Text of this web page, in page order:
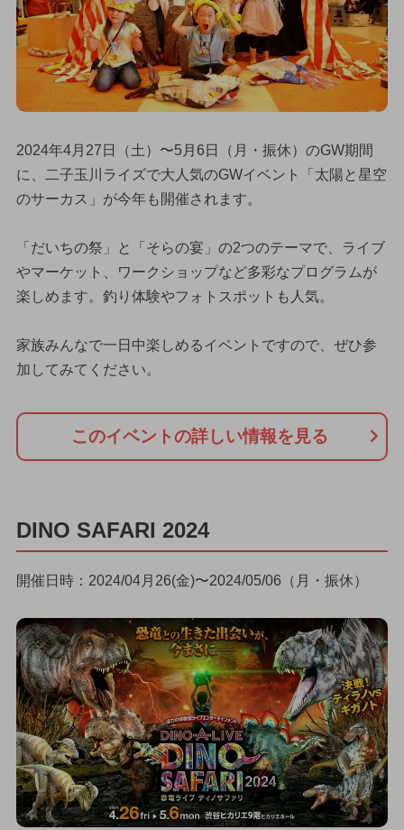
2024年4月27日（土）〜5月6日（月・振休）のGW期間
に、二子玉川ライズで大人気のGWイベント「太陽と星空
のサーカス」が今年も開催されます。
「だいちの祭」と「そらの宴」の2つのテーマで、ライブ
やマーケット、ワークショップなど多彩なプログラムが
楽しめます。釣り体験やフォトスポットも人気。
家族みんなで一日中楽しめるイベントですので、ぜひ参
加してみてください。
このイベントの詳しい情報を見る
DINO SAFARI 2024
開催日時：2024/04月26(金)〜2024/05/06（月・振休）